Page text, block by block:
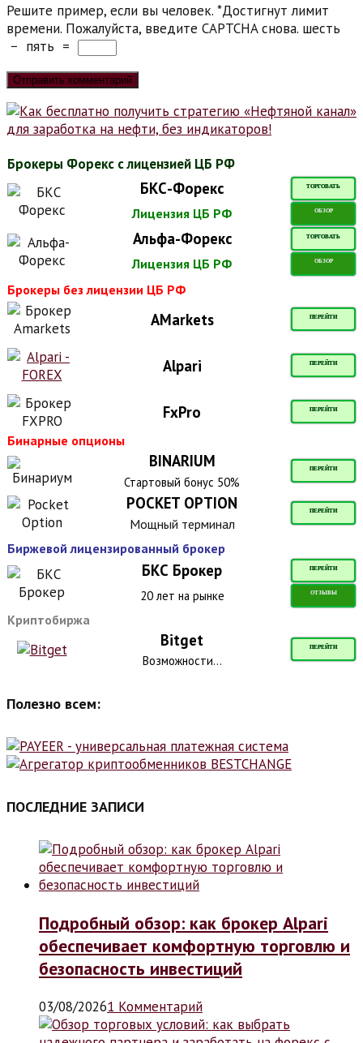
Решите пример, если вы человек. *Достигнут лимит
времени. Пожалуйста, введите CAPTCHA снова. шесть
− пять =
Брокеры Форекс с лицензией ЦБ РФ
БКС-Форекс ТОРГОВАТЬ
Лицензия ЦБ РФ ОБЗОР
Альфа-Форекс ТОРГОВАТЬ
Лицензия ЦБ РФ ОБЗОР
Брокеры без лицензии ЦБ РФ
AMarkets ПЕРЕЙТИ
Alpari ПЕРЕЙТИ
FxPro ПЕРЕЙТИ
Бинарные опционы
BINARIUM ПЕРЕЙТИ
Стартовый бонус 50%
POCKET OPTION ПЕРЕЙТИ
Мощный терминал
Биржевой лицензированный брокер
БКС Брокер ПЕРЕЙТИ
20 лет на рынке ОТЗЫВЫ
Криптобиржа
Bitget ПЕРЕЙТИ
Возможности...
Полезно всем:
ПОСЛЕДНИЕ ЗАПИСИ
Подробный обзор: как брокер Alpari
обеспечивает комфортную торговлю и
безопасность инвестиций
03/08/20261 Комментарий